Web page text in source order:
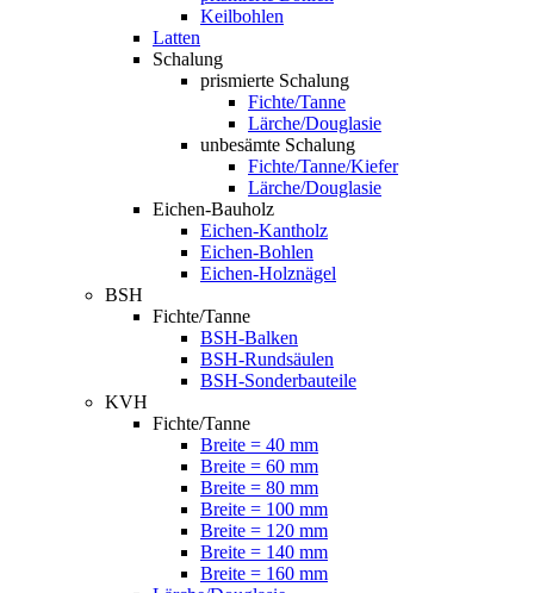
Keilbohlen
Latten
Schalung
prismierte Schalung
Fichte/Tanne
Lärche/Douglasie
unbesämte Schalung
Fichte/Tanne/Kiefer
Lärche/Douglasie
Eichen-Bauholz
Eichen-Kantholz
Eichen-Bohlen
Eichen-Holznägel
BSH
Fichte/Tanne
BSH-Balken
BSH-Rundsäulen
BSH-Sonderbauteile
KVH
Fichte/Tanne
Breite = 40 mm
Breite = 60 mm
Breite = 80 mm
Breite = 100 mm
Breite = 120 mm
Breite = 140 mm
Breite = 160 mm